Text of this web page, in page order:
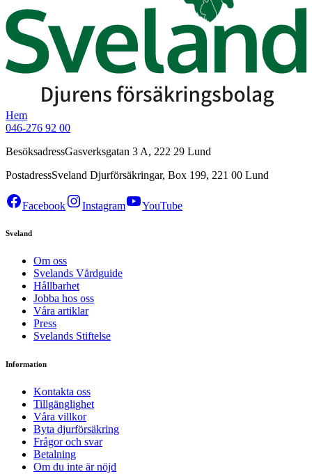
Hem
046-276 92 00
BesöksadressGasverksgatan 3 A, 222 29 Lund
PostadressSveland Djurförsäkringar, Box 199, 221 00 Lund
Facebook Instagram YouTube
Sveland
Om oss
Svelands Vårdguide
Hållbarhet
Jobba hos oss
Våra artiklar
Press
Svelands Stiftelse
Information
Kontakta oss
Tillgänglighet
Våra villkor
Byta djurförsäkring
Frågor och svar
Betalning
Om du inte är nöjd